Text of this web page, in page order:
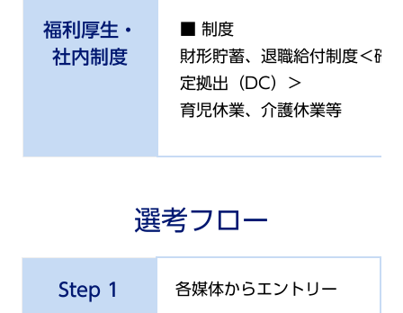
福利厚生・
社内制度
■ 制度
財形貯蓄、退職給付制度＜確
定拠出（DC）＞
育児休業、介護休業等
選考フロー
Step 1 各媒体からエントリー